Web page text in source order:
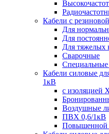
Кабели с
Для
Для
Для тяжелых
Сварочные
Кабели силовые
1кВ
c изоляцией
Воздушные
ПВХ 0,6/1кВ
Повышенной